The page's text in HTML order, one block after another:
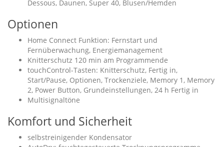
Dessous, Daunen, Super 40, Blusen/Hemden
Optionen
Home Connect Funktion: Fernstart und
Fernüberwachung, Energiemanagement
Knitterschutz 120 min am Programmende
touchControl-Tasten: Knitterschutz, Fertig in,
Start/Pause, Optionen, Trockenziele, Memory 1, Memory
2, Power Button, Grundeinstellungen, 24 h Fertig in
Multisignaltöne
Komfort und Sicherheit
selbstreinigender Kondensator